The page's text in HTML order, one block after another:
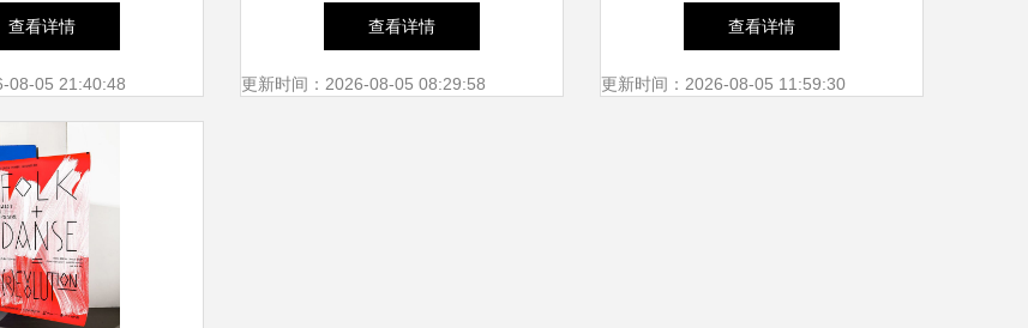
觉艺术之旅
查看详情
08-05 21:40:48
计，策划与广告设计的完美融
合
查看详情
更新时间：2026-08-05 08:29:58
源获取与高效应用指南
查看详情
更新时间：2026-08-05 11:59:30